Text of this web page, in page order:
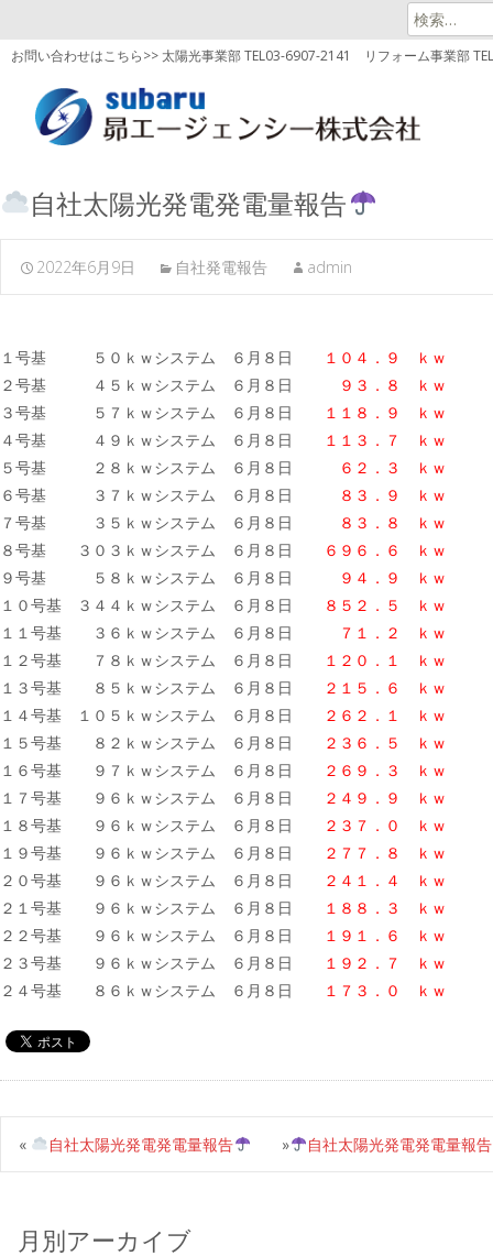
検
索:
お問い合わせはこちら>> 太陽光事業部 TEL03-6907-2141 リフォーム事業部
自社太陽光発電発電量報告
2022年6月9日 自社発電報告 admin
１号基 ５０ｋｗシステム ６月８日
１０４．９ ｋｗ
２号基 ４５ｋｗシステム ６月８日
９３．８ ｋｗ
３号基 ５７ｋｗシステム ６月８日
１１８．９
ｋｗ
４号基 ４９ｋｗシステム ６月８日
１１３．７ ｋｗ
５号基 ２８ｋｗシステム ６月８日
６２．３ ｋｗ
６号基 ３７ｋｗシステム ６月８日
８３．９ ｋｗ
７号基 ３５ｋｗシステム ６月８日
８３．８ ｋｗ
８号基 ３０３ｋｗシステム ６月８日
６９６．６
ｋｗ
９号基 ５８ｋｗシステム ６月８日
９４．９ ｋｗ
１０号基 ３４４ｋｗシステム ６月８日
８５２．５ ｋｗ
１１号基 ３６ｋｗシステム ６月８日
７１．２ ｋｗ
１２号基 ７８ｋｗシステム ６月８日
１２０．１ ｋｗ
１３号基 ８５ｋｗシステム ６月８日
２１５．６ ｋｗ
１４号基 １０５ｋｗシステム ６月８日
２６２．１ ｋｗ
１５号基 ８２ｋｗシステム ６月８日
２３６．５ ｋｗ
１６号基 ９７ｋｗシステム ６月８日
２６９．３ ｋｗ
１７号基 ９６ｋｗシステム ６月８日
２４９．９ ｋｗ
１８号基 ９６ｋｗシステム ６月８日
２３７．０ ｋｗ
１９号基 ９６ｋｗシステム ６月８日
２７７．８ ｋｗ
２０号基 ９６ｋｗシステム ６月８日
２４１．４ ｋｗ
２１号基 ９６ｋｗシステム ６月８日
１８８．３ ｋｗ
２２号基 ９６ｋｗシステム ６月８日
１９１．６ ｋｗ
２３号基 ９６ｋｗシステム ６月８日
１９２．７ ｋｗ
２４号基 ８６ｋｗシステム ６月８日
１７３．０ ｋｗ
« 自社太陽光発電発電量報告 自社太陽光発電発電量報告
»
月別アーカイブ